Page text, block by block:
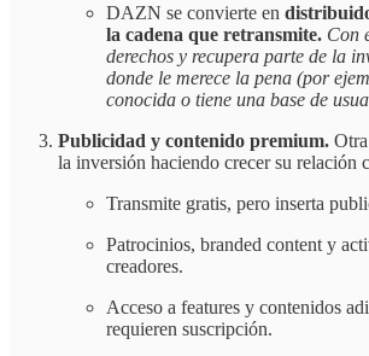
DAZN se convierte en
la cadena que retransmite. Con
derechos y recupera parte de la
donde le merece la pena (por
conocida o tiene una base de
Publicidad y contenido premium.
la inversión haciendo crecer su relación
Transmite gratis, pero inserta
Patrocinios, branded content y
creadores.
Acceso a features y contenidos
requieren suscripción.